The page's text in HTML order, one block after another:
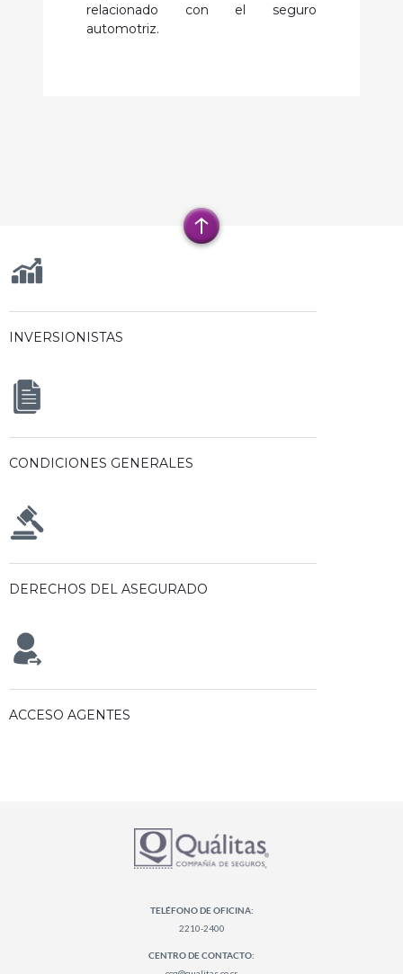
relacionado con el seguro
automotriz.
INVERSIONISTAS
CONDICIONES GENERALES
DERECHOS DEL ASEGURADO
ACCESO AGENTES
TELÉFONO DE OFICINA:
2210-2400
CENTRO DE CONTACTO: